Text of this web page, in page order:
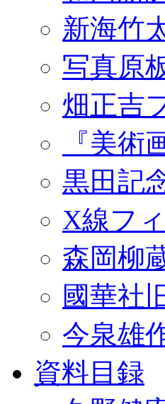
新海竹
写真原
畑正吉
『美
黒田記
X線フ
森岡柳
國華社
今泉雄
資料目録